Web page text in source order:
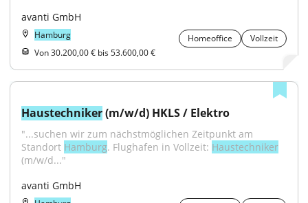
avanti GmbH
Hamburg Homeoffice
Vollzeit
Von 30.200,00 € bis 53.600,00 €
Haustechniker (m/w/d) HKLS / Elektro
"...suchen wir zum nächstmöglichen Zeitpunkt am
Standort Hamburg. Flughafen in Vollzeit: Haustechniker
(m/w/d..."
avanti GmbH